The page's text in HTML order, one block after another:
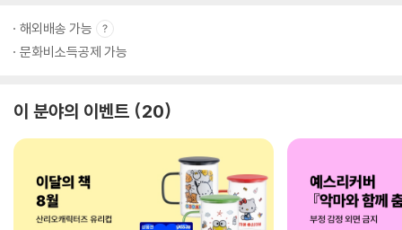
해외배송 가능
문화비소득공제 가능
이 분야의 이벤트 20